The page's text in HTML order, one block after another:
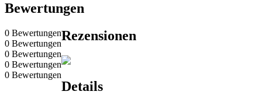
Bewertungen
0 Bewertungen
0 Bewertungen
0 Bewertungen
0 Bewertungen
0 Bewertungen
Rezensionen
Details